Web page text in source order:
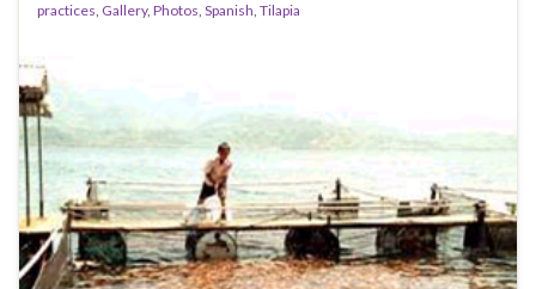
practices, Gallery, Photos, Spanish, Tilapia